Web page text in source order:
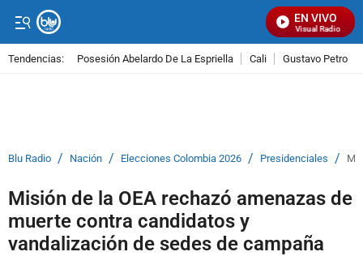
EN VIVO
Señal Visual Radio
Tendencias: Posesión Abelardo De La Espriella Cali Gustavo Petro
Blu Radio / Nación / Elecciones Colombia 2026 / Presidenciales /
Misión de la OEA rechazó amenazas de
muerte contra candidatos y
vandalización de sedes de campaña